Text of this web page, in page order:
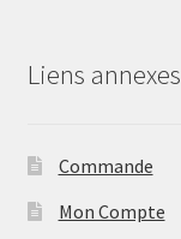
Liens annexes
Commande
Mon Compte